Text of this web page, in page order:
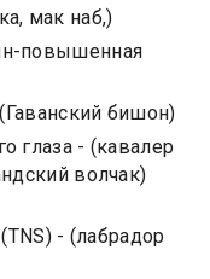
мак наб,)
повышенная
бишон)
глаза - (кавалер
волчак)
- (лабрадор